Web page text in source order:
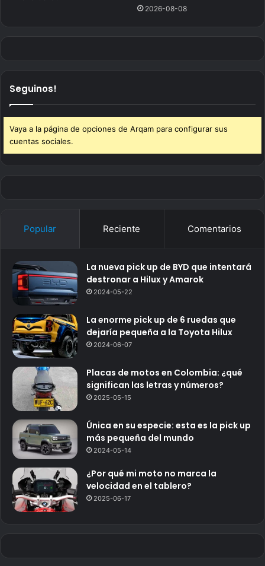
2026-08-08
Seguinos!
Vaya a la página de opciones de Arqam para configurar sus
cuentas sociales.
Popular Reciente Comentarios
La nueva pick up de BYD que intentará
destronar a Hilux y Amarok
2024-05-22
La enorme pick up de 6 ruedas que
dejaría pequeña a la Toyota Hilux
2024-06-07
Placas de motos en Colombia: ¿qué
significan las letras y números?
2025-05-15
Única en su especie: esta es la pick up
más pequeña del mundo
2024-05-14
¿Por qué mi moto no marca la
velocidad en el tablero?
2025-06-17